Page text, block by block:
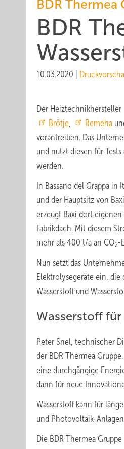
BDR Thermea
BDR
10.03.2020
Der Heiztechnikhersteller
Brötje, Remeha
vorantreiben. Das
und nutzt diesen für
werden.
In Bassano del Grappa
und der Hauptsitz von
erzeugt Baxi dort
Fabrikdach. Mit diesem
mehr als 400 t/a an CO2-
Nun setzt das
Elektrolysegeräte ein,
Wasserstoff und
Wasserstoff
Peter Snel, technischer
der BDR Thermea
eine durchgängige
dann für neue
Wasserstoff kann für
und Photovoltaik-
Die BDR Thermea